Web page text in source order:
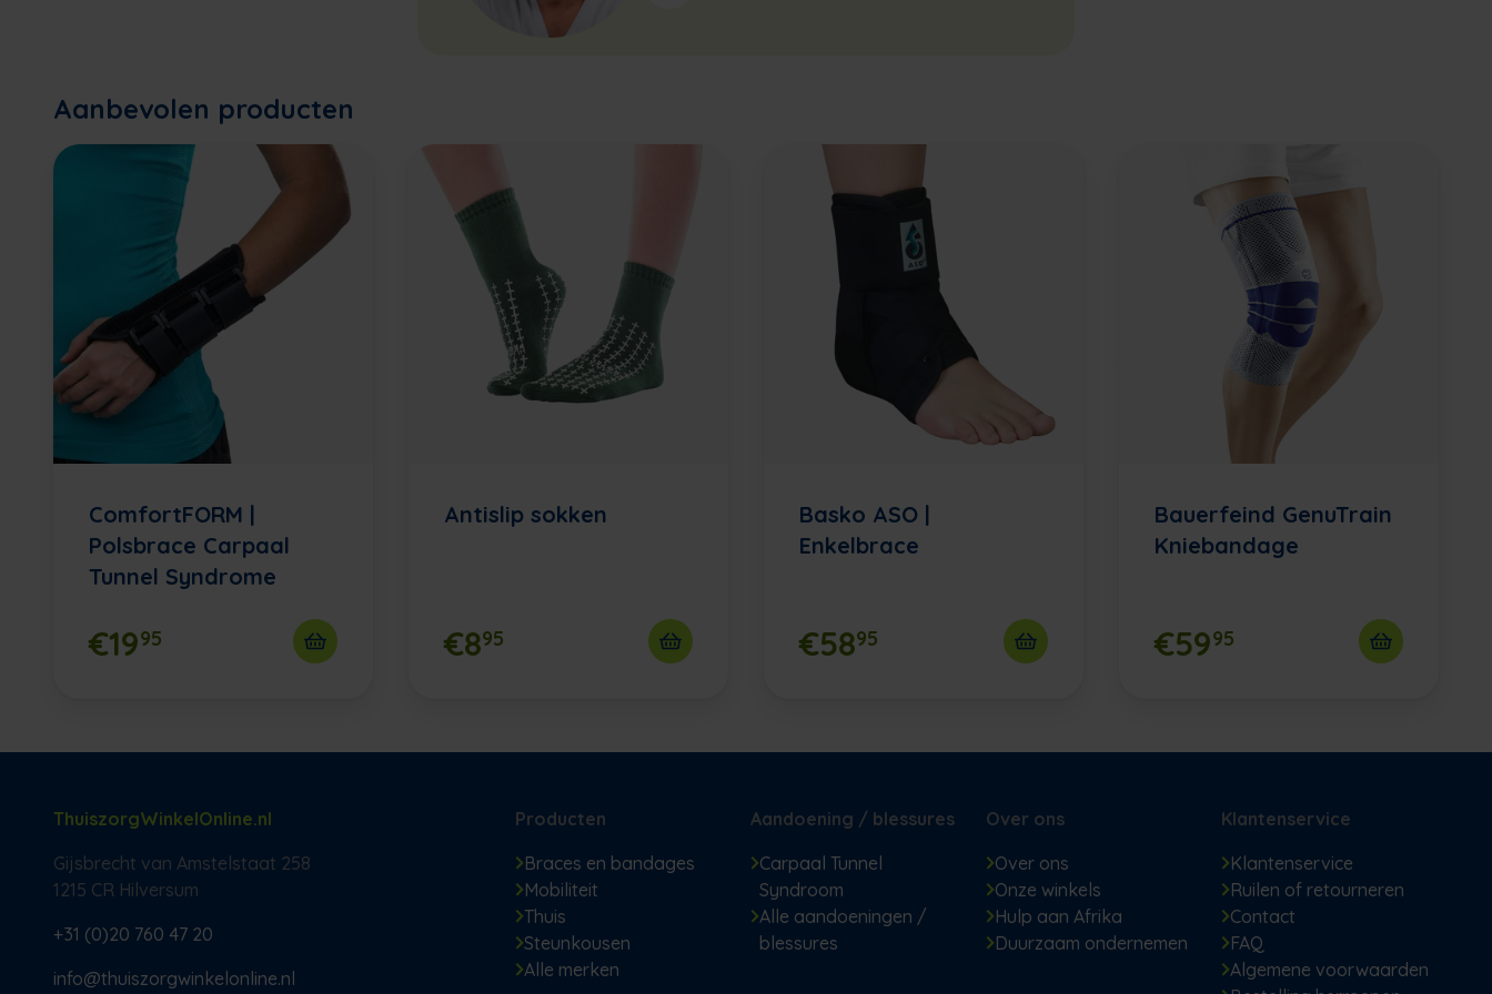
Aanbevolen producten
ComfortFORM |
Polsbrace Carpaal
Tunnel Syndrome
€1995
Antislip sokken
€895
Basko ASO |
Enkelbrace
€5895
Bauerfeind GenuTrain
Kniebandage
€5995
ThuiszorgWinkelOnline.nl
Gijsbrecht van Amstelstaat 258
1215 CR Hilversum
+31 (0)20 760 47 20
info@thuiszorgwinkelonline.nl
Producten
Braces en bandages
Mobiliteit
Thuis
Steunkousen
Alle merken
Aandoening / blessures
Carpaal Tunnel
Syndroom
Alle aandoeningen /
blessures
Over ons
Over ons
Onze winkels
Hulp aan Afrika
Duurzaam ondernemen
Klantenservice
Klantenservice
Ruilen of retourneren
Contact
FAQ
Algemene voorwaarden